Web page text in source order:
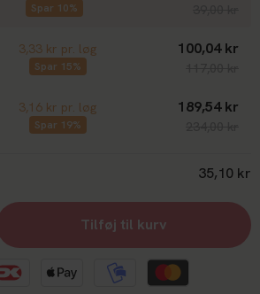
Spar 10%
3,33 kr pr. løg
Spar 15%
100,04 kr
3,16 kr pr. løg
Spar 19%
189,54 kr
35,10 kr
Tilføj til kurv